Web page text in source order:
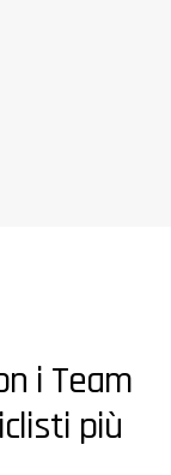
i Team
più